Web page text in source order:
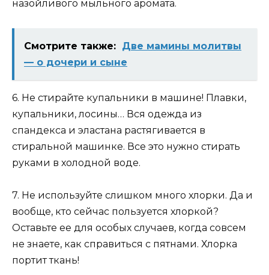
назойливого мыльного аромата.
Смотрите также: Две мамины молитвы
— о дочери и сыне
6. Не стирайте купальники в машине! Плавки,
купальники, лосины… Вся одежда из
спандекса и эластана растягивается в
стиральной машинке. Все это нужно стирать
руками в холодной воде.
7. Не используйте слишком много хлорки. Да и
вообще, кто сейчас пользуется хлоркой?
Оставьте ее для особых случаев, когда совсем
не знаете, как справиться с пятнами. Хлорка
портит ткань!